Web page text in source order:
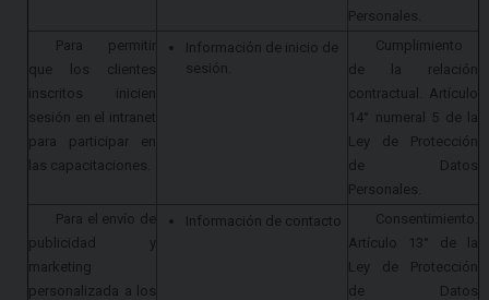
Personales.
Para permitir
que los clientes
inscritos inicien
sesión en el intranet
para participar en
las capacitaciones.
Información de inicio de
sesión.
Cumplimiento
de la relación
contractual. Artículo
14° numeral 5 de la
Ley de Protección
de Datos
Personales.
Para el envío de
publicidad y
marketing
personalizada a los
Información de contacto
Consentimiento.
Artículo 13° de la
Ley de Protección
de Datos